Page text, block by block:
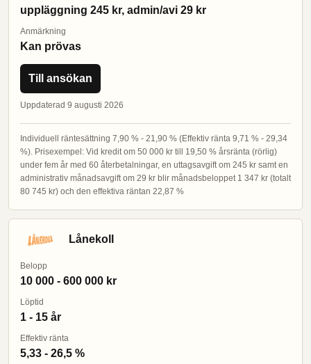
uppläggning 245 kr, admin/avi 29 kr
Anmärkning
Kan prövas
Till ansökan
Uppdaterad 9 augusti 2026
Individuell räntesättning 7,90 % - 21,90 % (Effektiv ränta 9,71 % - 29,34
%). Prisexempel: Vid kredit om 50 000 kr till 19,50 % årsränta (rörlig)
under fem år med 60 återbetalningar, en uttagsavgift om 245 kr samt en
administrativ månadsavgift om 29 kr blir månadsbeloppet 1 347 kr (totalt
80 745 kr) och den effektiva räntan 22,87 %
Lånekoll
Belopp
10 000 - 600 000 kr
Löptid
1 - 15 år
Effektiv ränta
5,33 - 26,5 %